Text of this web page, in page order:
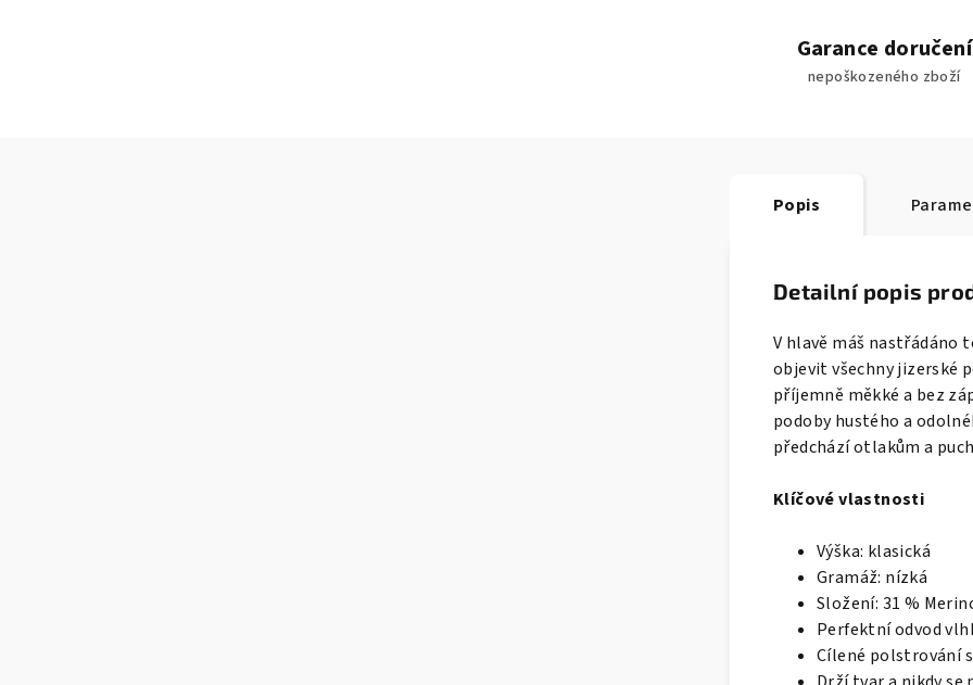
Garance doručení
nepoškozeného zboží
Popis
Detailní popis
V hlavě máš nastřádáno
objevit všechny jizerské
příjemně měkké a bez
podoby hustého a
předchází otlakům a
Klíčové vlastnosti
Výška: klasická
Gramáž: nízká
Složení: 31 %
Perfektní odvod
Cílené polstrování